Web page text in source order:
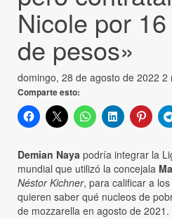
Nicole por
de pesos»
domingo, 28 de agosto de 2022 2
Comparte esto:
Demian Naya podría integrar la
mundial que utilizó la concejala
Néstor Kichner, para calificar a
quieren saber qué nucleos de
de mozzarella en agosto de 2021.